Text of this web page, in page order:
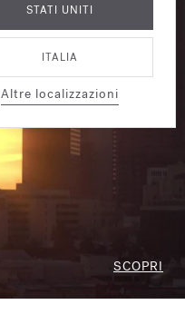
STATI UNITI
ITALIA
Altre localizzazioni
SCOPRI